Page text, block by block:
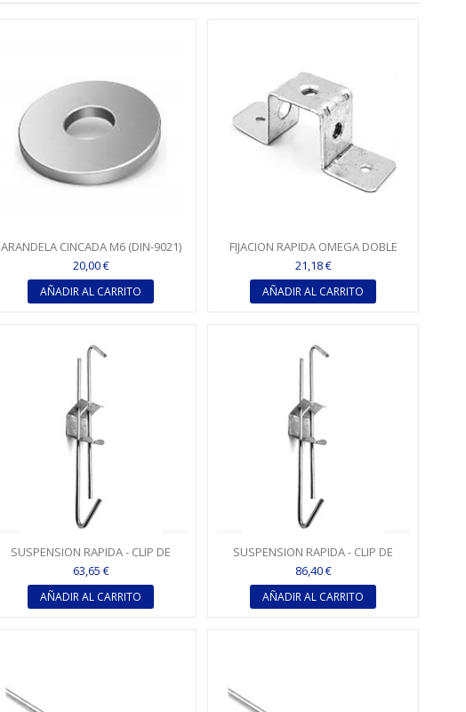
ARANDELA CINCADA M6 (DIN-9021)
20,00 €
AÑADIR AL CARRITO
FIJACION RAPIDA OMEGA DOBLE
ROSCA PARA VARILLA M 6
21,18 €
AÑADIR AL CARRITO
SUSPENSION RAPIDA - CLIP DE
CUELGUE 600 X 1.000 MM
63,65 €
AÑADIR AL CARRITO
SUSPENSION RAPIDA - CLIP DE
CUELGUE 800 X 1.500 MM
86,40 €
AÑADIR AL CARRITO